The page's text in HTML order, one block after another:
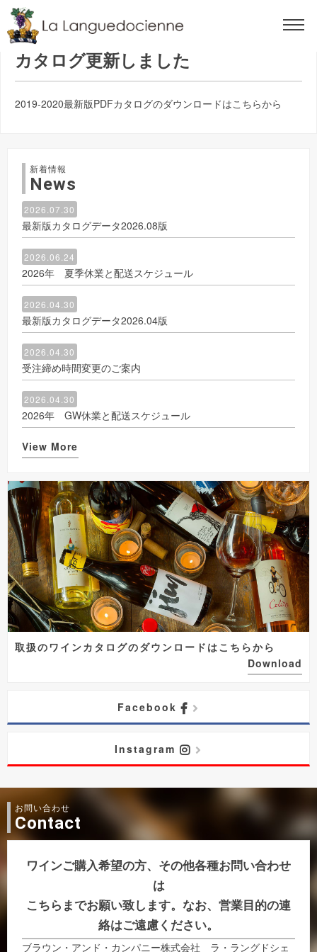
2019.07.25
カタログ更新しました
2019-2020最新版PDFカタログのダウンロードはこちらから
新着情報
News
2026.07.30
最新版カタログデータ2026.08版
2026.06.24
2026年 夏季休業と配送スケジュール
2026.04.30
最新版カタログデータ2026.04版
2026.04.30
受注締め時間変更のご案内
2026.04.30
2026年 GW休業と配送スケジュール
View More
取扱のワインカタログのダウンロードはこちらから
Download
Facebook
Instagram
お問い合わせ
Contact
ワインご購入希望の方、その他各種お問い合わせ
は
こちらまでお願い致します。なお、営業目的の連
絡はご遠慮ください。
ブラウン・アンド・カンパニー株式会社 ラ・ラングドシェ